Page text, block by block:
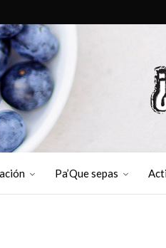
Pa’Que sepas